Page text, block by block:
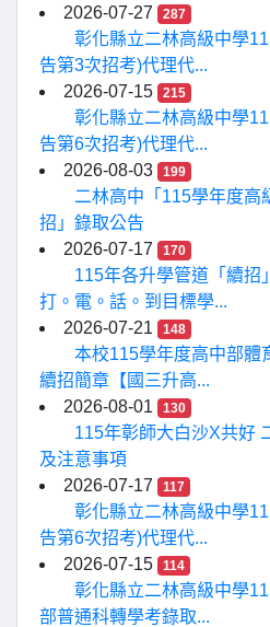
2026-07-27
287
彰化縣立二林高級中學
告第3次招考)代理代...
2026-07-15
215
彰化縣立二林高級中學
告第6次招考)代理代...
2026-08-03
199
二林高中「115學年度高
招」錄取公告
2026-07-17
170
115年各升學管道「續招
打。電。話。到目標學...
2026-07-21
148
本校115學年度高中部體
續招簡章【國三升高...
2026-08-01
130
115年彰師大白沙X共好
及注意事項
2026-07-17
117
彰化縣立二林高級中學
告第6次招考)代理代...
2026-07-15
114
彰化縣立二林高級中學
部普通科轉學考錄取...